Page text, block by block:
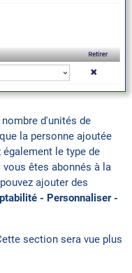
d'unités de
la personne ajoutée
le type de
êtes abonnés à la
ajouter des
- Personnaliser -
section sera vue plus